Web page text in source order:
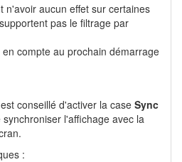
n'avoir aucun effet sur certaines
pas le filtrage par
compte au prochain démarrage
conseillé d'activer la case Sync
l'affichage avec la
: